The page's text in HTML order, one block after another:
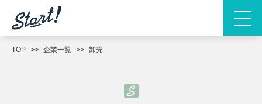
TOP 企業一覧 卸売